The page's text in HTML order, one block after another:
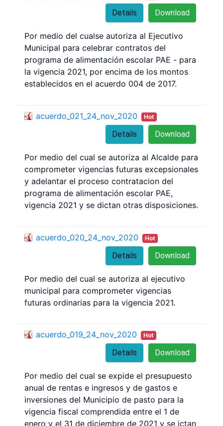
Download
Details
Por medio del cualse autoriza al Ejecutivo
Municipal para celebrar contratos del
programa de alimentación escolar PAE - para
la vigencia 2021, por encima de los montos
establecidos en el acuerdo 004 de 2017.
acuerdo_021_24_nov_2020 Hot
Download
Details
Por medio del cual se autoriza al Alcalde para
comprometer vigencias futuras excepsionales
y adelantar el proceso contratacion del
programa de alimentación escolar PAE,
vigencia 2021 y se dictan otras disposiciones.
acuerdo_020_24_nov_2020 Hot
Download
Details
Por medio del cual se autoriza al ejecutivo
municipal para comprometer vigencias
futuras ordinarias para la vigencia 2021.
acuerdo_019_24_nov_2020 Hot
Download
Details
Por medio del cual se expide el presupuesto
anual de rentas e ingresos y de gastos e
inversiones del Municipio de pasto para la
vigencia fiscal comprendida entre el 1 de
enero y el 31 de diciembre de 2021 y se ictan